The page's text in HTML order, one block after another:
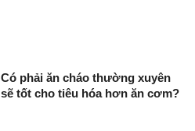
Có phải ăn cháo thường xuyên
sẽ tốt cho tiêu hóa hơn ăn cơm?